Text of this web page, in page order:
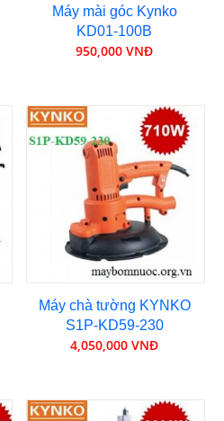
Máy mài góc Kynko
KD01-100B
950,000 VNĐ
Máy chà tường KYNKO
S1P-KD59-230
4,050,000 VNĐ